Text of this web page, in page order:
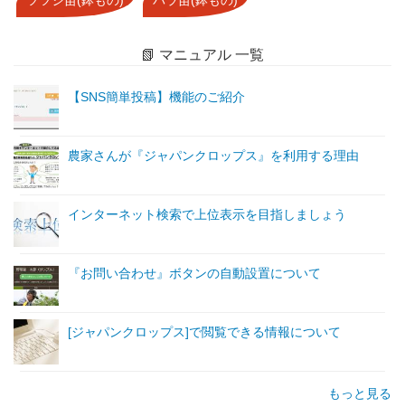
📗 マニュアル 一覧
【SNS簡単投稿】機能のご紹介
農家さんが『ジャパンクロップス』を利用する理由
インターネット検索で上位表示を目指しましょう
『お問い合わせ』ボタンの自動設置について
[ジャパンクロップス]で閲覧できる情報について
もっと見る